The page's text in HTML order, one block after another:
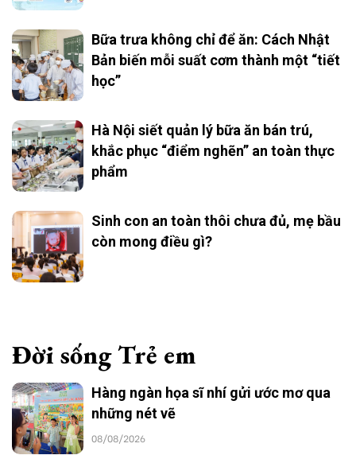
Bữa trưa không chỉ để ăn: Cách Nhật
Bản biến mỗi suất cơm thành một “tiết
học”
Hà Nội siết quản lý bữa ăn bán trú,
khắc phục “điểm nghẽn” an toàn thực
phẩm
Sinh con an toàn thôi chưa đủ, mẹ bầu
còn mong điều gì?
Đời sống Trẻ em
Hàng ngàn họa sĩ nhí gửi ước mơ qua
những nét vẽ
08/08/2026